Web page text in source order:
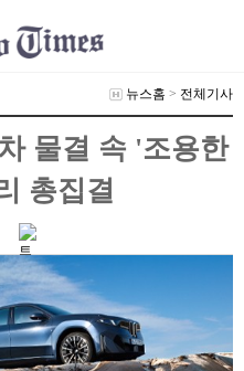
뉴스홈 > 전체기사
물결 속 '조용한
총집결